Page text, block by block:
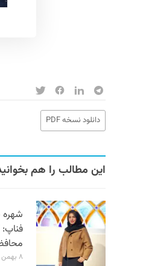
دانلود نسخه PDF
این مطالب را هم
شهره
۸ بهمن ۱۴۰۴